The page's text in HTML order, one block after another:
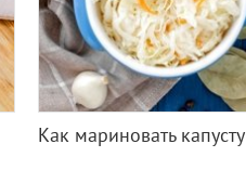
Как мариновать капусту